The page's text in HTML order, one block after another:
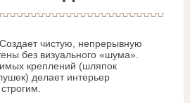
Создает чистую, непрерывную
без визуального «шума».
креплений (шляпок
делает интерьер